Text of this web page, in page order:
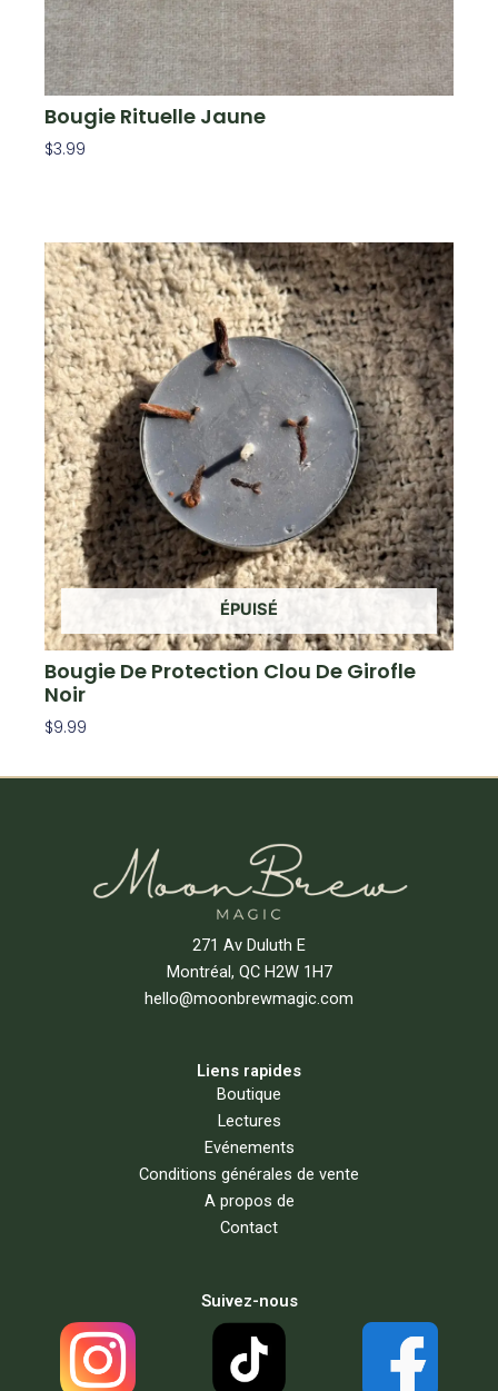
Bougie Rituelle Jaune
$3.99
ÉPUISÉ
Bougie De Protection Clou De Girofle
Noir
$9.99
271 Av Duluth E
Montréal, QC H2W 1H7
hello@moonbrewmagic.com
Liens rapides
Boutique
Lectures
Evénements
Conditions générales de vente
A propos de
Contact
Suivez-nous